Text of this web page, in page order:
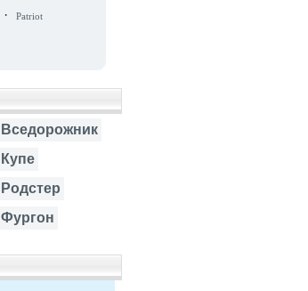
· Patriot
Вседорожник
Купе
Родстер
Фургон